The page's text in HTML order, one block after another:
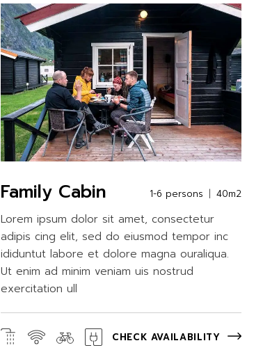
Family Cabin 1-6 persons 40m2
Lorem ipsum dolor sit amet, consectetur
adipis cing elit, sed do eiusmod tempor inc
ididuntut labore et dolore magna ouraliqua.
Ut enim ad minim veniam uis nostrud
exercitation ull
CHECK AVAILABILITY